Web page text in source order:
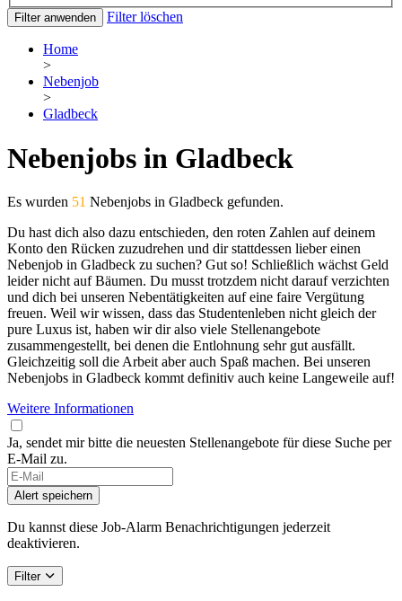
Filter anwenden Filter löschen
Home
>
Nebenjob
>
Gladbeck
Nebenjobs in Gladbeck
Es wurden 51 Nebenjobs in Gladbeck gefunden.
Du hast dich also dazu entschieden, den roten Zahlen auf deinem
Konto den Rücken zuzudrehen und dir stattdessen lieber einen
Nebenjob in Gladbeck zu suchen? Gut so! Schließlich wächst Geld
leider nicht auf Bäumen. Du musst trotzdem nicht darauf verzichten
und dich bei unseren Nebentätigkeiten auf eine faire Vergütung
freuen. Weil wir wissen, dass das Studentenleben nicht gleich der
pure Luxus ist, haben wir dir also viele Stellenangebote
zusammengestellt, bei denen die Entlohnung sehr gut ausfällt.
Gleichzeitig soll die Arbeit aber auch Spaß machen. Bei unseren
Nebenjobs in Gladbeck kommt definitiv auch keine Langeweile auf!
Weitere Informationen
Ja, sendet mir bitte die neuesten Stellenangebote für diese Suche per
E-Mail zu.
If
you
are
a
human,
this
field
Alert speichern
Du kannst diese Job-Alarm Benachrichtigungen jederzeit
deaktivieren.
Filter